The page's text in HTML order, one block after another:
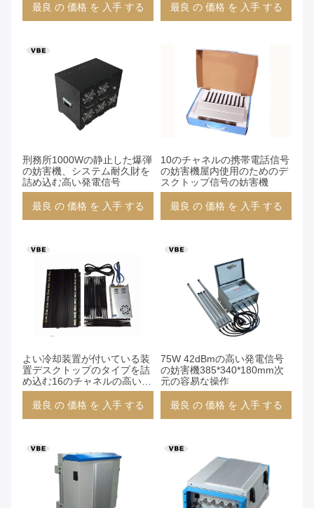
最良 の 価格 を 入手 する 最良 の 価格 を 入手 する
刑務所1000Wの静止した爆弾
の妨害機、システム耐久財を
詰め込む高い発電信号
最良 の 価格 を 入手 する
10のチャネルの携帯電話信号
の妨害機屋内使用のためのデ
スクトップ信号の妨害機
最良 の 価格 を 入手 する
よい冷却装置が付いている装
置デスクトップのタイプを詰
め込む16のチャネルの高い発
電信号
最良 の 価格 を 入手 する
75W 42dBmの高い発電信号
の妨害機385*340*180mm次
元の容易な操作
最良 の 価格 を 入手 する